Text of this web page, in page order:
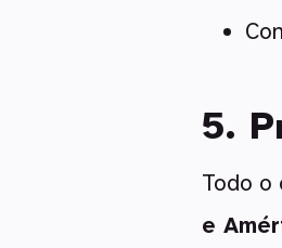
5.
Todo o
e